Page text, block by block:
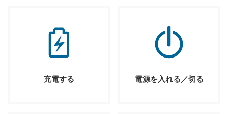
充電する 電源を入れる／切る